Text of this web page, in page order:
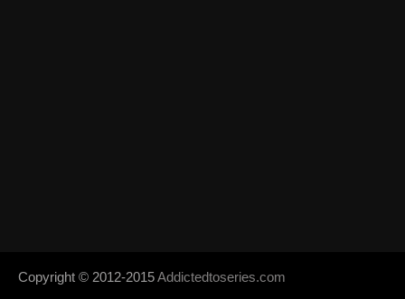
Copyright © 2012-2015Addictedtoseries.com